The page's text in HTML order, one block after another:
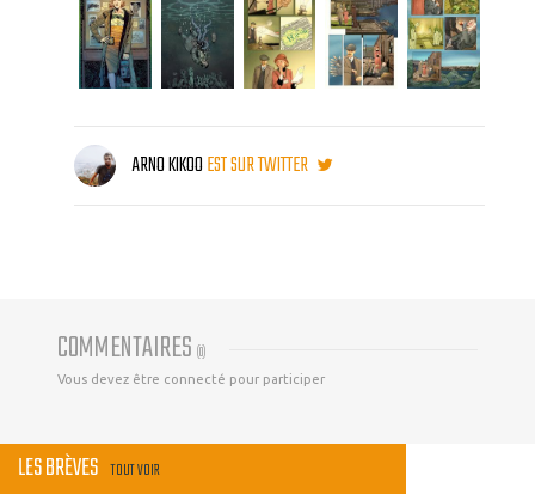
ARNO KIKOOEST SUR TWITTER
COMMENTAIRES (0)
Vous devez être connecté pour participer
LES BRÈVES TOUT VOIR